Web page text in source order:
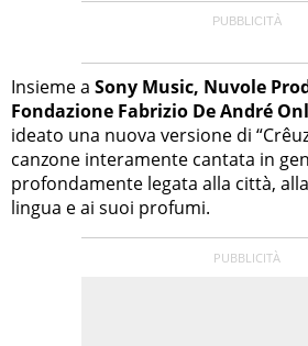
Insieme a Sony Music, Nuvole
Fondazione Fabrizio De André
ideato una nuova versione di
canzone interamente cantata in
profondamente legata alla città,
lingua e ai suoi profumi.